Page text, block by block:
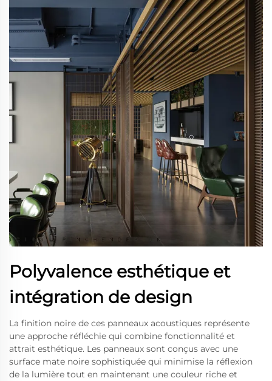
Polyvalence esthétique et
intégration de design
La finition noire de ces panneaux acoustiques représente
une approche réfléchie qui combine fonctionnalité et
attrait esthétique. Les panneaux sont conçus avec une
surface mate noire sophistiquée qui minimise la réflexion
de la lumière tout en maintenant une couleur riche et